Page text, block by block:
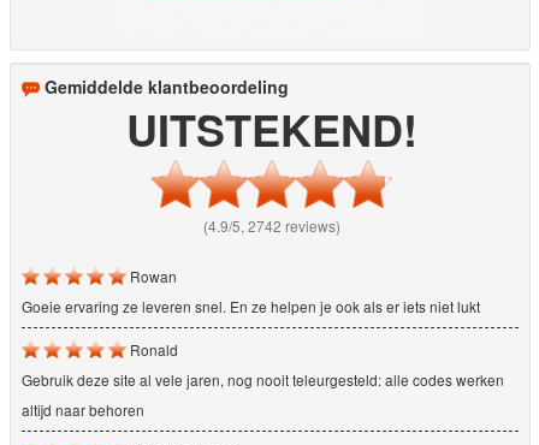
Gemiddelde klantbeoordeling
UITSTEKEND!
(4.9/5, 2742 reviews)
Rowan
Goeie ervaring ze leveren snel. En ze helpen je ook als er iets niet lukt
Ronald
Gebruik deze site al vele jaren, nog nooit teleurgesteld: alle codes werken
altijd naar behoren